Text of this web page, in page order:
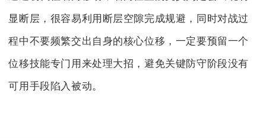
显断层，很容易利用断层空隙完成规避，同时对战过
程中不要频繁交出自身的核心位移，一定要预留一个
位移技能专门用来处理大招，避免关键防守阶段没有
可用手段陷入被动。